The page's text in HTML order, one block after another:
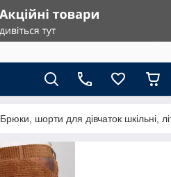
Брюки, шорти для дівчаток шкільні,